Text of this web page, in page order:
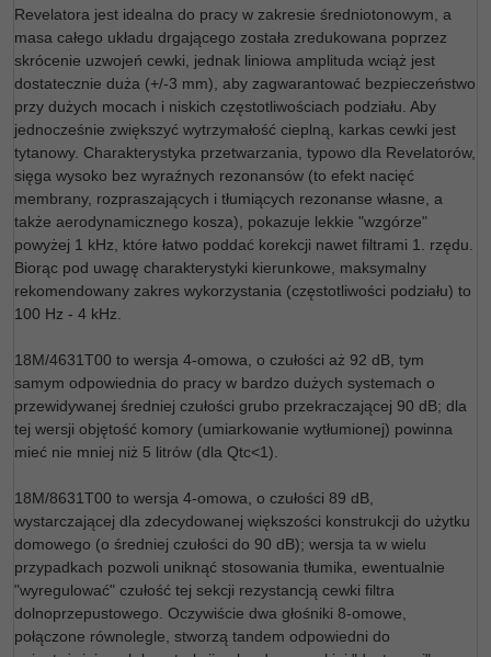
Revelatora jest idealna do pracy w zakresie średniotonowym, a
masa całego układu drgającego została zredukowana poprzez
skrócenie uzwojeń cewki, jednak liniowa amplituda wciąż jest
dostatecznie duża (+/-3 mm), aby zagwarantować bezpieczeństwo
przy dużych mocach i niskich częstotliwościach podziału. Aby
jednocześnie zwiększyć wytrzymałość cieplną, karkas cewki jest
tytanowy. Charakterystyka przetwarzania, typowo dla Revelatorów,
sięga wysoko bez wyraźnych rezonansów (to efekt nacięć
membrany, rozpraszających i tłumiących rezonanse własne, a
także aerodynamicznego kosza), pokazuje lekkie "wzgórze"
powyżej 1 kHz, które łatwo poddać korekcji nawet filtrami 1. rzędu.
Biorąc pod uwagę charakterystyki kierunkowe, maksymalny
rekomendowany zakres wykorzystania (częstotliwości podziału) to
100 Hz - 4 kHz.
18M/4631T00 to wersja 4-omowa, o czułości aż 92 dB, tym
samym odpowiednia do pracy w bardzo dużych systemach o
przewidywanej średniej czułości grubo przekraczającej 90 dB; dla
tej wersji objętość komory (umiarkowanie wytłumionej) powinna
mieć nie mniej niż 5 litrów (dla Qtc<1).
18M/8631T00 to wersja 4-omowa, o czułości 89 dB,
wystarczającej dla zdecydowanej większości konstrukcji do użytku
domowego (o średniej czułości do 90 dB); wersja ta w wielu
przypadkach pozwoli uniknąć stosowania tłumika, ewentualnie
"wyregulować" czułość tej sekcji rezystancją cewki filtra
dolnoprzepustowego. Oczywiście dwa głośniki 8-omowe,
połączone równolegle, stworzą tandem odpowiedni do